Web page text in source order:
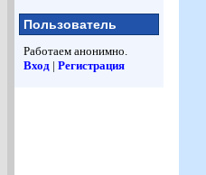
Пользователь
Работаем анонимно.
Вход | Регистрация